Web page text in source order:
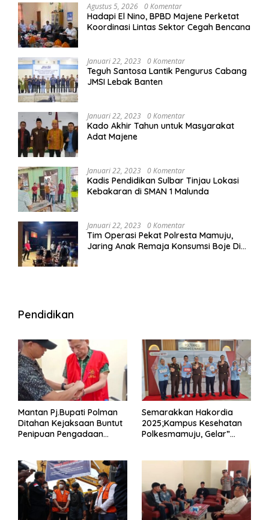
Agustus 5, 2026 0 Komentar
Hadapi El Nino, BPBD Majene Perketat
Koordinasi Lintas Sektor Cegah Bencana
Januari 22, 2023 0 Komentar
Teguh Santosa Lantik Pengurus Cabang
JMSI Lebak Banten
Januari 22, 2023 0 Komentar
Kado Akhir Tahun untuk Masyarakat
Adat Majene
Januari 22, 2023 0 Komentar
Kadis Pendidikan Sulbar Tinjau Lokasi
Kebakaran di SMAN 1 Malunda
Januari 22, 2023 0 Komentar
Tim Operasi Pekat Polresta Mamuju,
Jaring Anak Remaja Konsumsi Boje Di
Pendidikan
Mantan Pj.Bupati Polman
Ditahan Kejaksaan Buntut
Penipuan Pengadaan
Semarakkan Hakordia
2025;Kampus Kesehatan
Polkesmamuju, Gelar”